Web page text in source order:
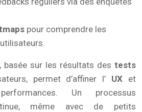
pour comprendre les
basée sur les résultats des tests
permet d’affiner l’ UX et
Un processus
même avec de petits